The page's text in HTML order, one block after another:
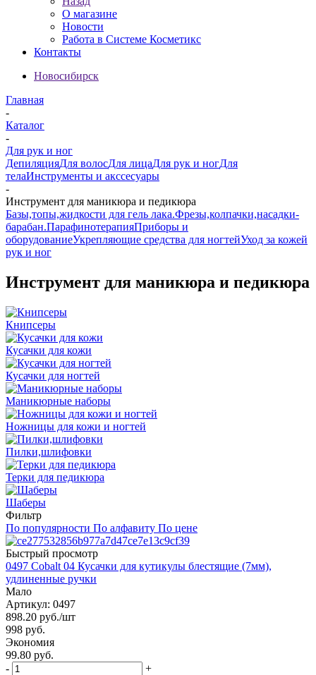
О магазине
Новости
Работа в Системе Косметикс
Контакты
Новосибирск
Главная
-
Каталог
-
Для рук и ног
ДепиляцияДля волосДля лицаДля рук и ногДля
телаИнструменты и акссесуары
-
Инструмент для маникюра и педикюра
Базы,топы,жидкости для гель лака.Фрезы,колпачки,насадки-
барабан.ПарафинотерапияПриборы и
оборудованиеУкрепляющие средства для ногтейУход за кожей
рук и ног
Инструмент для маникюра и педикюра
Книпсеры
Кусачки для кожи
Кусачки для ногтей
Маникюрные наборы
Ножницы для кожи и ногтей
Пилки,шлифовки
Терки для педикюра
Шаберы
Фильтр
По популярности По алфавиту По цене
Быстрый просмотр
0497 Cobalt 04 Кусачки для кутикулы блестящие (7мм),
удлиненные ручки
Мало
Артикул: 0497
898.20 руб./шт
998 руб.
Экономия
99.80 руб.
-
+